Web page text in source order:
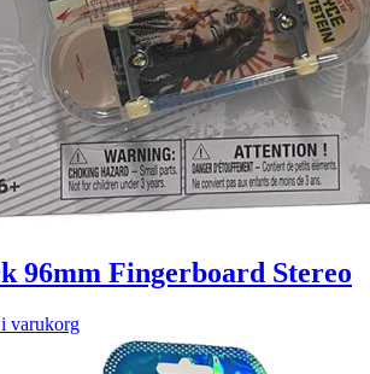
96mm Fingerboard Stereo
varukorg